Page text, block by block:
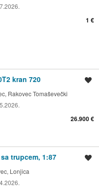
1 €
kran 720
Rakovec Tomaševečki
26.900 €
trupcem, 1:87
Lonjica